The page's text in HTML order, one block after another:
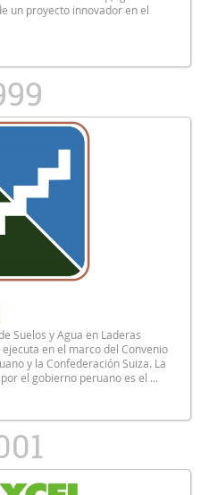
un proyecto innovador en el
Suelos y Agua en Laderas
en el marco del Convenio
y la Confederación Suiza. La
el gobierno peruano es el ...